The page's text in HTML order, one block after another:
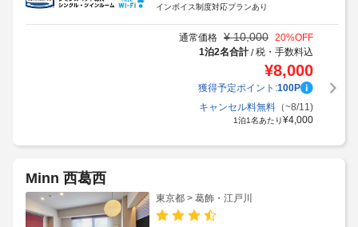
インボイス制度対応プランあり
通常価格 ¥ 10,000 20%OFF
1泊2名合計/税・手数料込
¥8,000
獲得予定ポイント:100P
キャンセル料無料（~8/11)
1泊1名あたり¥4,000
Minn 西葛西
東京都 > 葛飾・江戸川